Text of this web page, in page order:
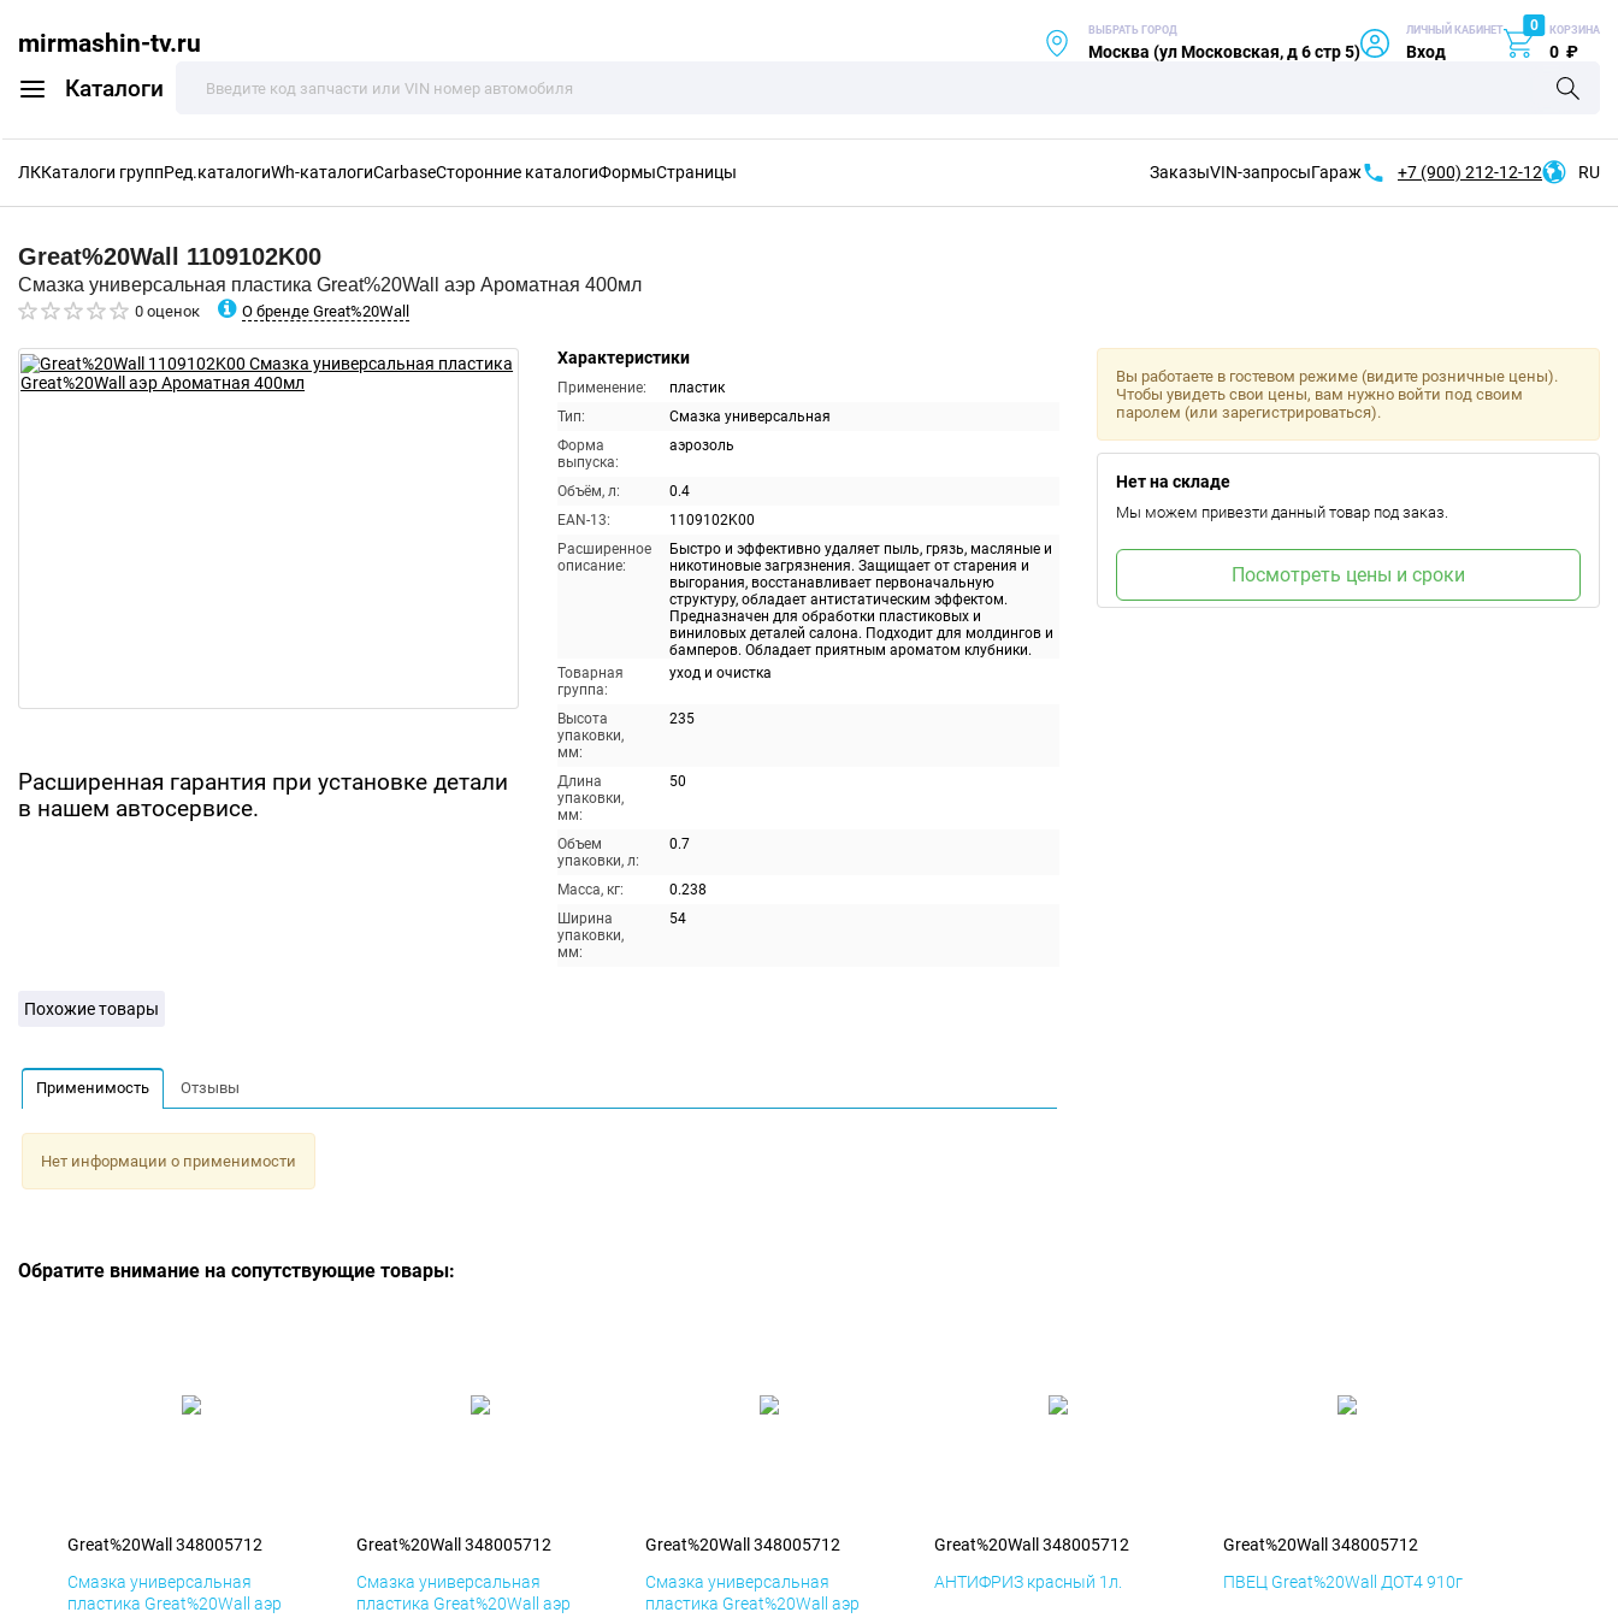
mirmashin-tv.ru
Каталоги
ВЫБРАТЬ ГОРОД
Москва (ул Московская, д 6 стр 5)
ЛИЧНЫЙ КАБИНЕТ
Вход
0 КОРЗИНА
0 ₽
ЛККаталоги группРед.каталогиWh-каталогиCarbaseСторонние каталогиФормыСтраницы ЗаказыVIN-запросыГараж +7 (900) 212-12-12 RU
Great%20Wall 1109102K00
Смазка универсальная пластика Great%20Wall аэр Ароматная 400мл
0 оценок О бренде Great%20Wall
Расширенная гарантия при установке детали
в нашем автосервисе.
Характеристики
Применение:
пластик
Тип:
Смазка универсальная
Форма
выпуска:
аэрозоль
Объём, л:
0.4
EAN-13:
1109102K00
Расширенное
описание:
Быстро и эффективно удаляет пыль, грязь, масляные и
никотиновые загрязнения. Защищает от старения и
выгорания, восстанавливает первоначальную
структуру, обладает антистатическим эффектом.
Предназначен для обработки пластиковых и
виниловых деталей салона. Подходит для молдингов и
бамперов. Обладает приятным ароматом клубники.
Товарная
группа:
уход и очистка
Высота
упаковки,
мм:
235
Длина
упаковки,
мм:
50
Объем
упаковки, л:
0.7
Масса, кг:
0.238
Ширина
упаковки,
мм:
54
Вы работаете в гостевом режиме (видите розничные цены).
Чтобы увидеть свои цены, вам нужно войти под своим
паролем (или зарегистрироваться).
Нет на складе
Мы можем привезти данный товар под заказ.
Посмотреть цены и сроки
Похожие товары
Применимость Отзывы
Нет информации о применимости
Обратите внимание на сопутствующие товары:
Great%20Wall 348005712
Смазка универсальная
пластика Great%20Wall аэр
Great%20Wall 348005712
Смазка универсальная
пластика Great%20Wall аэр
Great%20Wall 348005712
Смазка универсальная
пластика Great%20Wall аэр
Great%20Wall 348005712
АНТИФРИЗ красный 1л.
Great%20Wall 348005712
ПВЕЦ Great%20Wall ДОТ4 910г